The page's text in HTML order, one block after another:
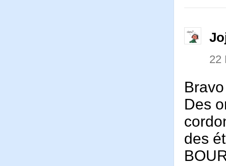
22
Des
des